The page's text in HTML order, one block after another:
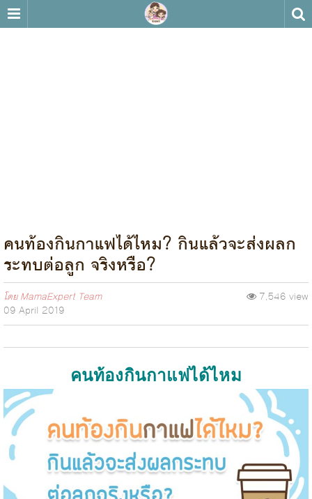
คนท้องกินกาแฟได้ไหม? กินแล้วจะส่งผลก
ระทบต่อลูก จริงหรือ?
โดยMamaExpert Team
09 April 2019
7,546 view
คนท้องกินกาแฟได้ไหม